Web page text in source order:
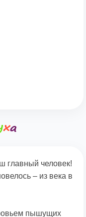
главный человек!
– из века в
пышущих